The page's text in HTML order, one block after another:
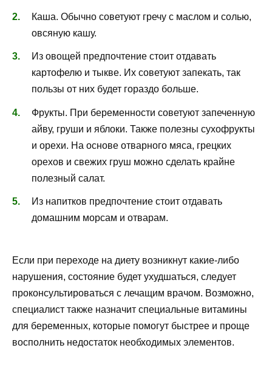
Каша. Обычно советуют гречу с маслом и солью,
овсяную кашу.
Из овощей предпочтение стоит отдавать
картофелю и тыкве. Их советуют запекать, так
пользы от них будет гораздо больше.
Фрукты. При беременности советуют запеченную
айву, груши и яблоки. Также полезны сухофрукты
и орехи. На основе отварного мяса, грецких
орехов и свежих груш можно сделать крайне
полезный салат.
Из напитков предпочтение стоит отдавать
домашним морсам и отварам.
Если при переходе на диету возникнут какие-либо
нарушения, состояние будет ухудшаться, следует
проконсультироваться с лечащим врачом. Возможно,
специалист также назначит специальные витамины
для беременных, которые помогут быстрее и проще
восполнить недостаток необходимых элементов.